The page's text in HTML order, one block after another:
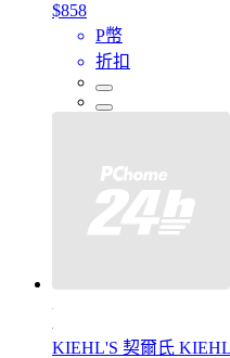
$858
P幣
折扣
KIEHL'S 契爾氏